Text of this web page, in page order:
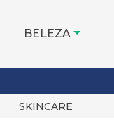
BELEZA
SKINCARE